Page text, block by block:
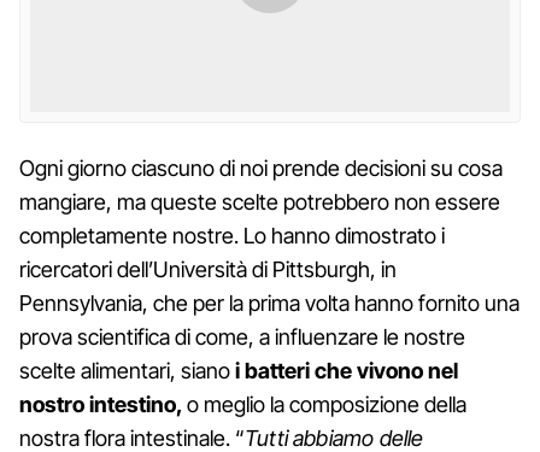
Ogni giorno ciascuno di noi prende decisioni su cosa
mangiare, ma queste scelte potrebbero non essere
completamente nostre. Lo hanno dimostrato i
ricercatori dell’Università di Pittsburgh, in
Pennsylvania, che per la prima volta hanno fornito una
prova scientifica di come, a influenzare le nostre
scelte alimentari, sianoi batteri che vivono nel
nostro intestino, o meglio la composizione della
nostra flora intestinale. “Tutti abbiamo delle